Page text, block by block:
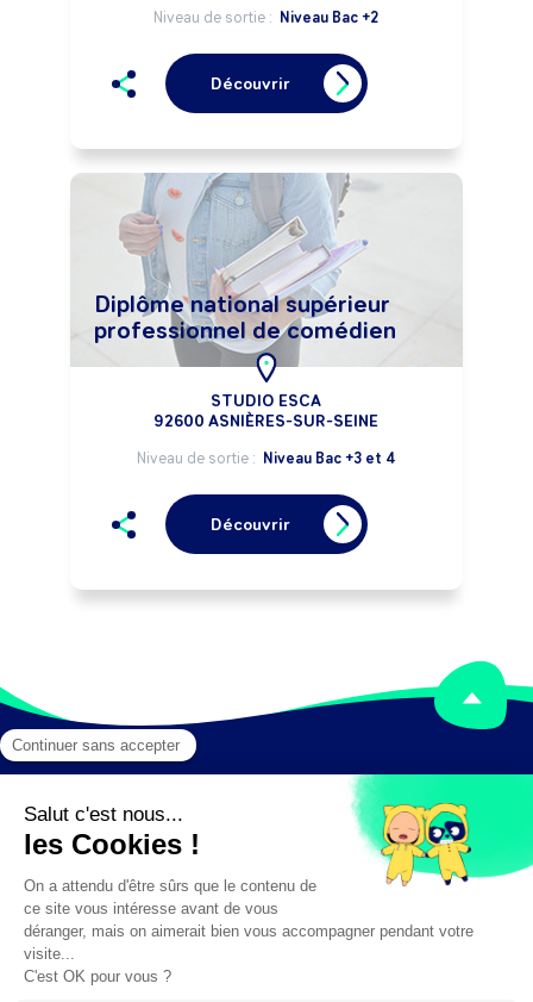
Niveau de sortie : Niveau Bac +2
Découvrir
Diplôme national supérieur
professionnel de comédien
STUDIO ESCA
92600 ASNIÈRES-SUR-SEINE
Niveau de sortie : Niveau Bac +3 et 4
Découvrir
Mentions légales